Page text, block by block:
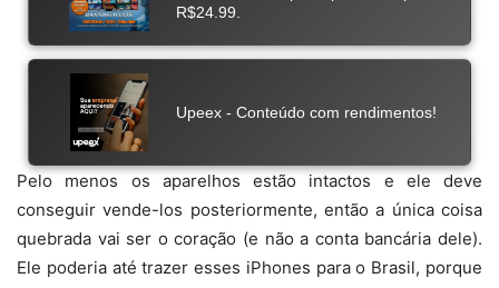
Pelo menos os aparelhos estão intactos e ele deve
conseguir vende-los posteriormente, então a única coisa
quebrada vai ser o coração (e não a conta bancária dele).
Ele poderia até trazer esses iPhones para o Brasil, porque